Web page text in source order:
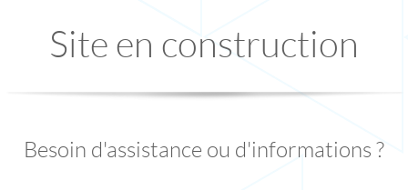
Site en construction
Besoin d'assistance ou d'informations ?